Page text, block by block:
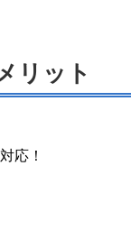
リット
応！